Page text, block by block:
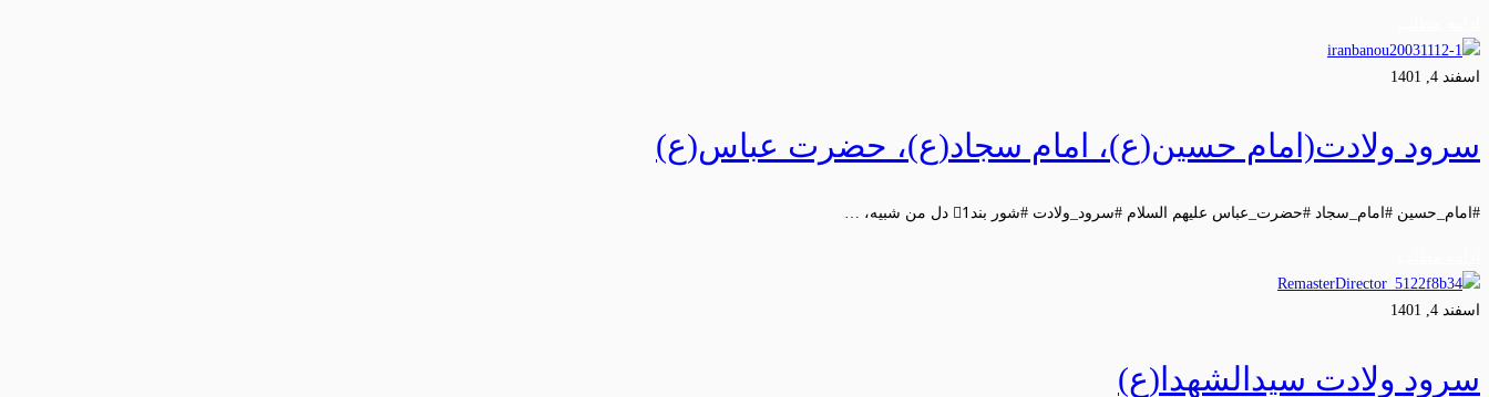
اسفند 4, 1401
سرود ولادت(امام حسین(ع)، امام سجاد(ع)، حضرت عباس(ع)
#امام_حسین #امام_سجاد #حضرت_عباس علیهم السلام #سرود_ولادت #شور بند1⃣ دل من شبیه، …
اسفند 4, 1401
سرود ولادت سیدالشهدا(ع)